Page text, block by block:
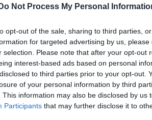
Do Not Process My Personal
opt-out of the sale, sharing to third parties,
for targeted advertising by us,
selection. Please note that after your opt-out
interest-based ads based on personal
to third parties prior to your opt-out.
of your personal information by third
This information may also be disclosed by us
Participants that may further disclose it to
ΠΕΡΙΕΡΓΑ - ΠΑΡΑΞΕΝΑ